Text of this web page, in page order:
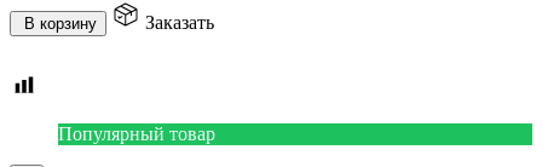
В корзину Заказать
Популярный товар